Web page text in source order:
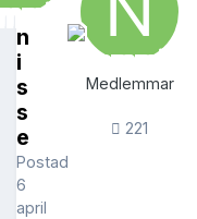
n
i
s
s
e
Postad
6
april
Medlemmar
221